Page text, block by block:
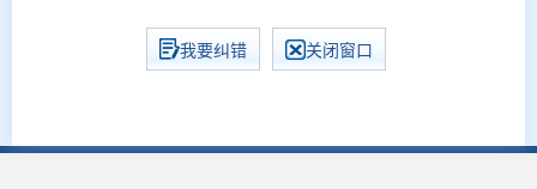
我要纠错 关闭窗口